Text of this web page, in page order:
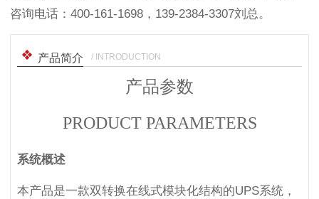
咨询电话：400-161-1698，139-2384-3307刘总。
产品简介 / INTRODUCTION
产品参数
PRODUCT PARAMETERS
系统概述
本产品是一款双转换在线式模块化结构的UPS系统，